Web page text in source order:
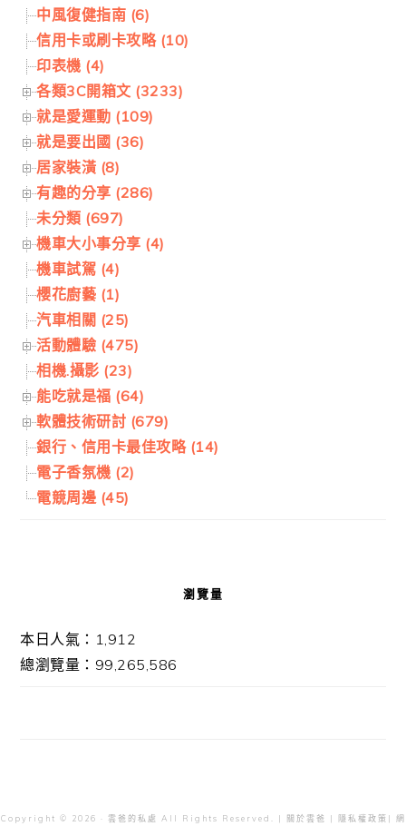
中風復健指南 (6)
信用卡或刷卡攻略 (10)
印表機 (4)
各類3C開箱文 (3233)
就是愛運動 (109)
就是要出國 (36)
居家裝潢 (8)
有趣的分享 (286)
未分類 (697)
機車大小事分享 (4)
機車試駕 (4)
櫻花廚藝 (1)
汽車相關 (25)
活動體驗 (475)
相機.攝影 (23)
能吃就是福 (64)
軟體技術研討 (679)
銀行、信用卡最佳攻略 (14)
電子香氛機 (2)
電競周邊 (45)
瀏覽量
本日人氣：1,912
總瀏覽量：99,265,586
Copyright © 2026 · 雲爸的私處 All Rights Reserved. | 關於雲爸 | 隱私權政策 | 網